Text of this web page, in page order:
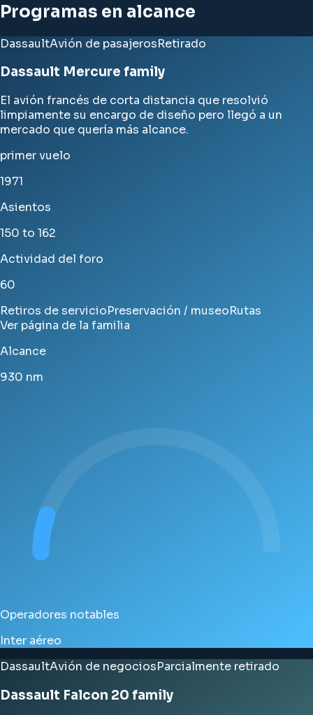
Programas en alcance
DassaultAvión de pasajerosRetirado
Dassault Mercure family
El avión francés de corta distancia que resolvió
limpiamente su encargo de diseño pero llegó a un
mercado que quería más alcance.
primer vuelo
1971
Asientos
150 to 162
Actividad del foro
60
Retiros de servicioPreservación / museoRutas
Ver página de la familia
Alcance
930 nm
Operadores notables
Inter aéreo
DassaultAvión de negociosParcialmente retirado
Dassault Falcon 20 family